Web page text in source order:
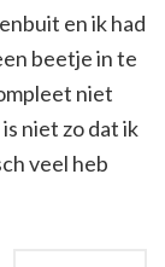
en ik had
beetje in te
niet
niet zo dat ik
veel heb